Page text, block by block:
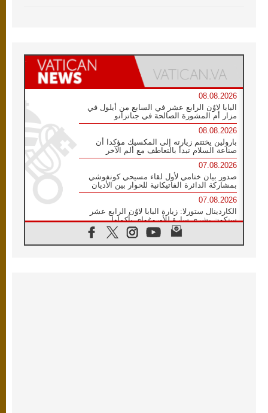
08.08.2026
البابا لاوُن الرابع عشر في السابع من أيلول في
مزار أم المشورة الصالحة في جناتزانو
08.08.2026
بارولين يختتم زيارته إلى المكسيك مؤكدا أن
صناعة السلام تبدأ بالتعاطف مع ألم الآخر
07.08.2026
صدور بيان ختامي لأول لقاء مسيحي كونفوشي
بمشاركة الدائرة الفاتيكانية للحوار بين الأديان
07.08.2026
الكاردينال ستورلا: زيارة البابا لاوُن الرابع عشر
ستكون بشرى سارة للأوروغواي بأكملها
الفاتيكان يعلن برنامج الزيارة الرسولية للبابا لاوُن